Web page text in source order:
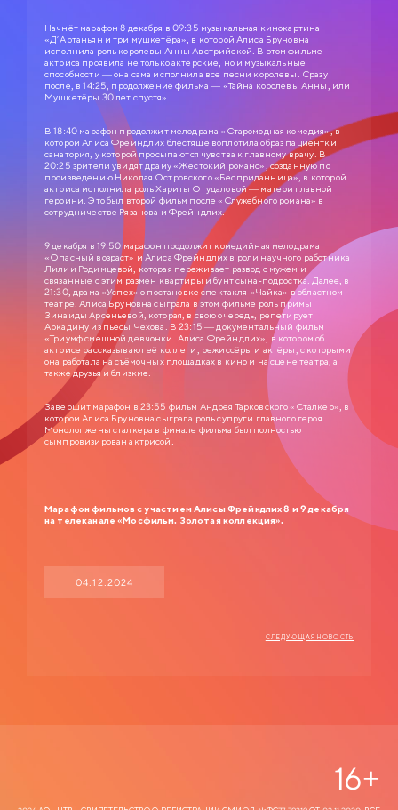
Начнёт марафон 8 декабря в 09:35 музыкальная кинокартина
«Д’Артаньян и три мушкетёра», в которой Алиса Бруновна
исполнила роль королевы Анны Австрийской. В этом фильме
актриса проявила не только актёрские, но и музыкальные
способности — она сама исполнила все песни королевы. Сразу
после, в 14:25, продолжение фильма — «Тайна королевы Анны, или
Мушкетёры 30 лет спустя».
В 18:40 марафон продолжит мелодрама «Старомодная комедия», в
которой Алиса Фрейндлих блестяще воплотила образ пациентки
санатория, у которой просыпаются чувства к главному врачу. В
20:25 зрители увидят драму «Жестокий романс», созданную по
произведению Николая Островского «Бесприданница», в которой
актриса исполнила роль Хариты Огудаловой — матери главной
героини. Это был второй фильм после «Служебного романа» в
сотрудничестве Рязанова и Фрейндлих.
9 декабря в 19:50 марафон продолжит комедийная мелодрама
«Опасный возраст» и Алиса Фрейндлих в роли научного работника
Лилии Родимцевой, которая переживает развод с мужем и
связанные с этим размен квартиры и бунт сына-подростка. Далее, в
21:30, драма «Успех» о постановке спектакля «Чайка» в областном
театре. Алиса Бруновна сыграла в этом фильме роль примы
Зинаиды Арсеньевой, которая, в свою очередь, репетирует
Аркадину из пьесы Чехова. В 23:15 — документальный фильм
«Триумф смешной девчонки. Алиса Фрейндлих», в котором об
актрисе рассказывают её коллеги, режиссёры и актёры, с которыми
она работала на съёмочных площадках в кино и на сцене театра, а
также друзья и близкие.
Завершит марафон в 23:55 фильм Андрея Тарковского «Сталкер», в
котором Алиса Бруновна сыграла роль супруги главного героя.
Монолог жены сталкера в финале фильма был полностью
сымпровизирован актрисой.
Марафон фильмов с участием Алисы Фрейндлих 8 и 9 декабря
на телеканале «Мосфильм. Золотая коллекция».
04.12.2024
СЛЕДУЮЩАЯ НОВОСТЬ
16+
СЛУЖЕБНЫЙ РОМАН
0+ 1977
ЗОЛОТАЯ КОЛЛЕКЦИЯ МОСФИЛЬМА
Анатолий Ефремович Новосельцев, рядовой служащий одного
статистического управления, — человек робкий и застенчивый. Для него
неплохо бы получить вакантное место зав. отделом, но он не знает как
подступиться к этому делу. Старый приятель Самохвалов советует ему
приударить за Людмилой Прокопьевной Калугиной, — сухарем в юбке и
директором заведения…